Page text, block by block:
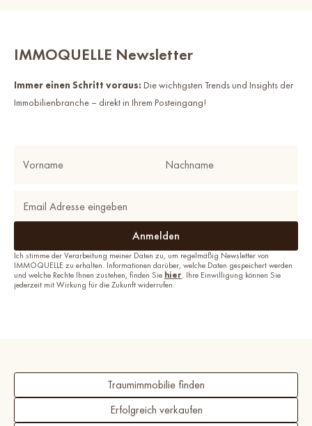
IMMOQUELLE Newsletter
Immer einen Schritt voraus: Die wichtigsten Trends und Insights der
Immobilienbranche – direkt in Ihrem Posteingang!
Ich stimme der Verarbeitung meiner Daten zu, um regelmäßig Newsletter von
IMMOQUELLE zu erhalten. Informationen darüber, welche Daten gespeichert werden
und welche Rechte Ihnen zustehen, finden Sie hier. Ihre Einwilligung können Sie
jederzeit mit Wirkung für die Zukunft widerrufen.
Traumimmobilie finden
Erfolgreich verkaufen